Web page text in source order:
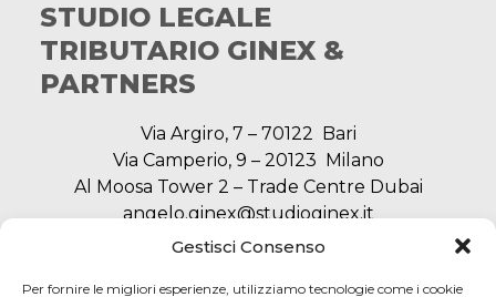
Gestisci Consenso
Per fornire le migliori esperienze, utilizziamo tecnologie come i cookie
STUDIO LEGALE
TRIBUTARIO GINEX &
PARTNERS
Via Argiro, 7 – 70122 Bari
Via Camperio, 9 – 20123 Milano
Al Moosa Tower 2 – Trade Centre Dubai
angelo.ginex@studioginex.it
segreteria@studioginex.it